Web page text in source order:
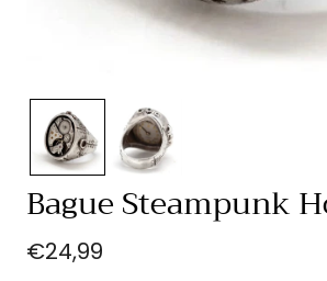
média
dans
une
fenêtre
modale
Bague Steampunk
Prix
€24,99